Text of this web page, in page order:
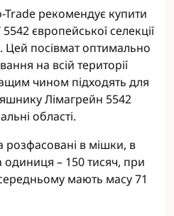
Trade рекомендує купити
європейської селекції
Цей посівмат оптимально
на всій території
чином підходять для
Лімагрейн 5542
області.
розфасовані в мішки, в
одиниця – 150 тисяч, при
мають масу 71